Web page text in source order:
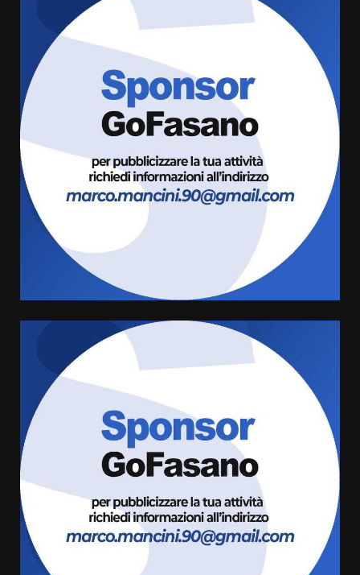
La Banda Città di Fasano apre
ufficialmente la Festa di
8 Agosto 2026 11:00
Savelletri in festa, domani sera
grande spettacolo con Uccio De
Santis
Sostenibile: premiati gli studenti
universitari del bando “La strada
giusta”
8 Agosto 2026 07:15
“I Contestatori: Musica di
Rivoluzione”: nuovo
appuntamento con “Fasano in
Banda”
7 Agosto 2026 06:05
US Fasano, Scianaro: “Profonda
amarezza per esclusione dal
campionato di calcio”
7 Agosto 2026 06:00